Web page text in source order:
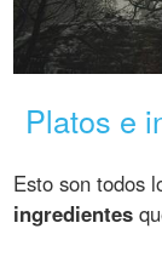
Platos e
Esto son todos
ingredientes